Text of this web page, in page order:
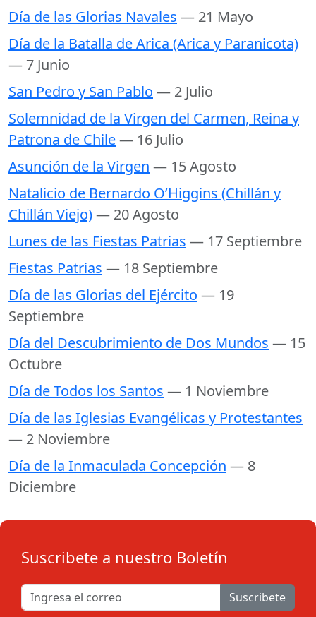
Día de las Glorias Navales — 21 Mayo
Día de la Batalla de Arica (Arica y Paranicota)
— 7 Junio
San Pedro y San Pablo — 2 Julio
Solemnidad de la Virgen del Carmen, Reina y
Patrona de Chile— 16 Julio
Asunción de la Virgen — 15 Agosto
Natalicio de Bernardo O’Higgins (Chillán y
Chillán Viejo)— 20 Agosto
Lunes de las Fiestas Patrias — 17 Septiembre
Fiestas Patrias — 18 Septiembre
Día de las Glorias del Ejército — 19
Septiembre
Día del Descubrimiento de Dos Mundos — 15
Octubre
Día de Todos los Santos — 1 Noviembre
Día de las Iglesias Evangélicas y Protestantes
— 2 Noviembre
Día de la Inmaculada Concepción — 8
Diciembre
Suscribete a nuestro Boletín
Suscribete